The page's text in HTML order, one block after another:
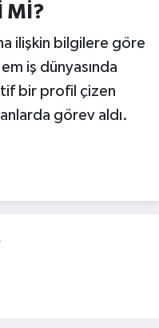
Mİ?
ilişkin bilgilere göre
iş dünyasında
bir profil çizen
görev aldı.